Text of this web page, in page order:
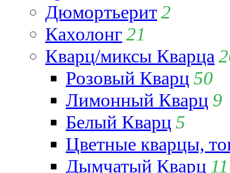
Дюмортьерит2
Кахолонг21
Кварц/миксы Кварца
Розовый Кварц 50
Лимонный Кварц 9
Белый Кварц 5
Цветные кварцы,
Дымчатый Кварц 11